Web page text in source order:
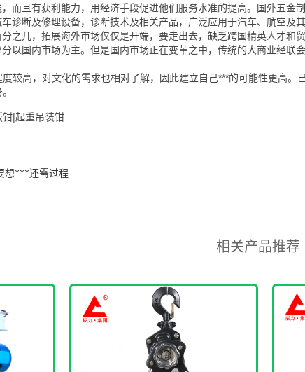
而且有获利能力，用经济手段促进他们服务水准的提高。国外五金
诊断及修理设备，诊断技术及相关产品，广泛应用于汽车、航空及
之几，拓展海外市场仅仅是开端，要走出去，缺乏跨国精英人才
以国内市场为主。但是国内市场正在变革之中，传统的大商业经
较高，对文化的需求也相对了解，因此建立自己***的可能性更高
|起重吊装钳
想***还需过程
相关产品推荐